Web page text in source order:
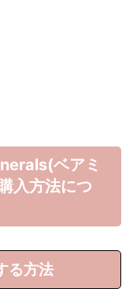
ベアミ
入方法につ
る方法